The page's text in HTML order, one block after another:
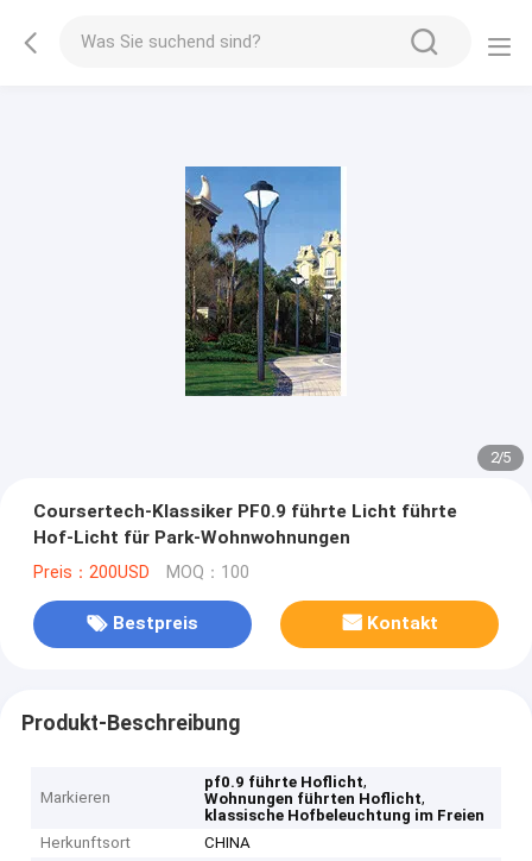
2/5
Coursertech-Klassiker PF0.9 führte Licht führte
Hof-Licht für Park-Wohnwohnungen
Preis：200USD MOQ：100
Bestpreis Kontakt
Produkt-Beschreibung
Markieren
pf0.9 führte Hoflicht,
Wohnungen führten Hoflicht,
klassische Hofbeleuchtung im Freien
Herkunftsort
CHINA